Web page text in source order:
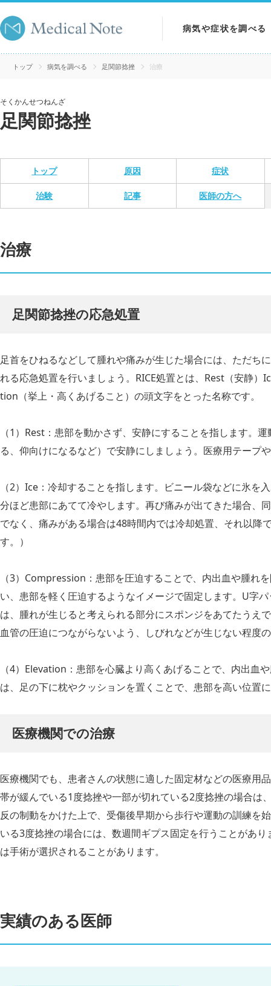
病気や症状を調べる
病気を調べる
トップ 病気を調べる 足関節捻挫 治療
そくかんせつねんざ
足関節捻挫
トップ 原因 症状
治験 記事 医師の方へ
治療
足関節捻挫の応急処置
足首をひねるなどして腫れや痛みが生じた場合には、ただち
れる応急処置を行いましょう。RICE処置とは、Rest（安静
tion（挙上・高くあげること）の頭文字をとった名称です。
（1）Rest：患部を動かさず、安静にすることを指します。
る、仰向けになるなど）で安静にしましょう。医療用テープ
（2）Ice：冷却することを指します。ビニール袋などに氷を
分ほど患部にあてて冷やします。再び痛みが出てきた場合、
でなく、痛みがある場合は48時間内では冷却処置、それ以降
す。）
（3）Compression：患部を圧迫することで、内出血や腫れ
い、患部を軽く圧迫するようなイメージで固定します。U字
は、腫れが生じると考えられる部分にスポンジをあてたうえ
血管の圧迫につながらないよう、しびれなどが生じない程度
（4）Elevation：患部を心臓より高くあげることで、内出血
は、足の下に枕やクッションを置くことで、患部を高い位置
医療機関での治療
医療機関でも、患者さんの状態に適した固定材などの医療用
帯が緩んでいる1度捻挫や一部が切れている2度捻挫の場合は
反の制動をかけた上で、受傷後早期から歩行や運動の訓練を
いる3度捻挫の場合には、数週間ギプス固定を行うことがあ
は手術が選択されることがあります。
実績のある医師